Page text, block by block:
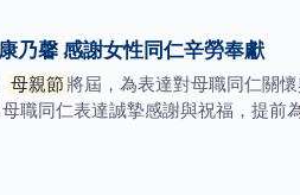
乃馨 感謝女性同仁辛勞奉獻
母親節 將屆，為表達對母職同仁關
職同仁表達誠摯感謝與祝福，提前